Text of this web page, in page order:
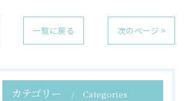
一覧に戻る 次のページ >
カテゴリー Categories